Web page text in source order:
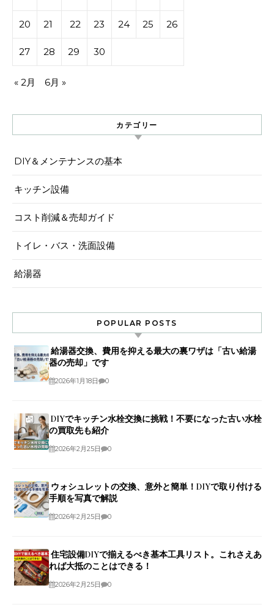
20 21 22 23 24 25 26
27 28 29 30
« 2月 6月 »
カテゴリー
DIY＆メンテナンスの基本
キッチン設備
コスト削減＆売却ガイド
トイレ・バス・洗面設備
給湯器
POPULAR POSTS
給湯器交換、費用を抑える最大の裏ワザは「古い給湯
器の売却」です
2026年1月18日 0
DIYでキッチン水栓交換に挑戦！不要になった古い水栓
の買取先も紹介
2026年2月25日 0
ウォシュレットの交換、意外と簡単！DIYで取り付ける
手順を写真で解説
2026年2月25日 0
住宅設備DIYで揃えるべき基本工具リスト。これさえあ
れば大抵のことはできる！
2026年2月25日 0